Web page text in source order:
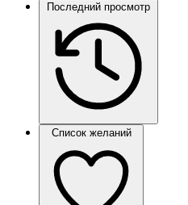
Последний просмотр
Список желаний